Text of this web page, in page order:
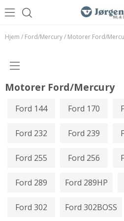
Hjem / Ford/Mercury/ Motorer Ford/
Motorer Ford/Mercury
Ford 144 Ford 170
Ford 232 Ford 239
Ford 255 Ford 256
Ford 289 Ford 289HP
Ford 302 Ford 302BOSS